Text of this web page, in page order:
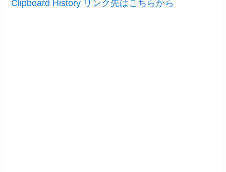
Clipboard History リンク先はこちらから